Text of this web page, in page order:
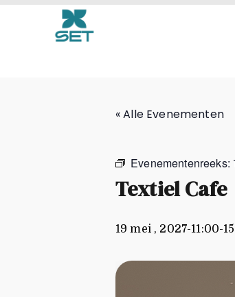
Textiel Cafe
« Alle Evenementen
Evenementenreeks:
Textiel Cafe
19 mei , 2027-11:00-